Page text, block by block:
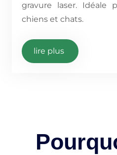
gravure laser. Idéale
chiens et chats.
lire plus